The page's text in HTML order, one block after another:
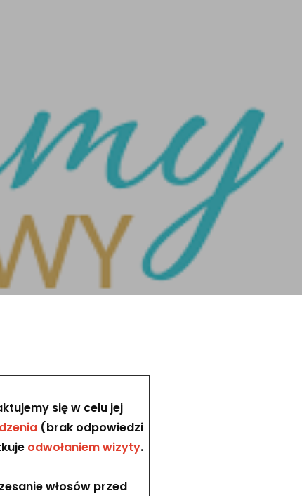
się w celu jej
(brak odpowiedzi
odwołaniem wizyty.
włosów przed